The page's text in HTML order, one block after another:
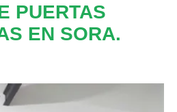
PUERTAS
EN SORA.